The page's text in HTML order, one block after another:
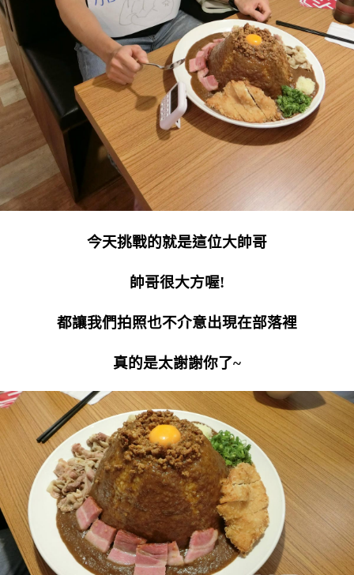
今天挑戰的就是這位大帥哥
帥哥很大方喔!
都讓我們拍照也不介意出現在部落裡
真的是太謝謝你了~